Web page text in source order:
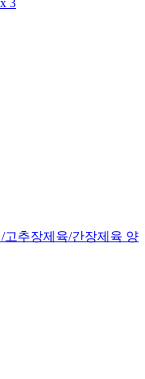
3
추장제육/간장제육 양